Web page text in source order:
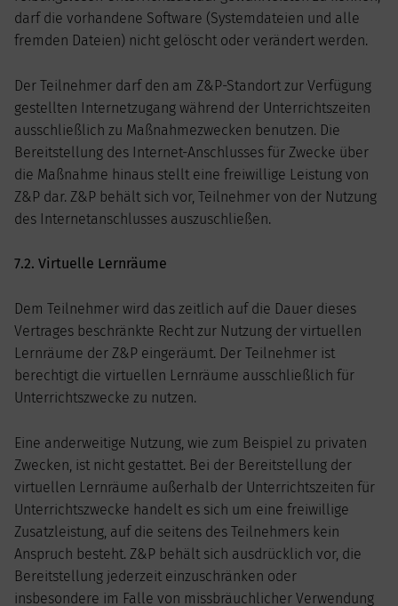
darf die vorhandene Software (Systemdateien und alle
fremden Dateien) nicht gelöscht oder verändert werden.
Der Teilnehmer darf den am Z&P-Standort zur Verfügung
gestellten Internetzugang während der Unterrichtszeiten
ausschließlich zu Maßnahmezwecken benutzen. Die
Bereitstellung des Internet-Anschlusses für Zwecke über
die Maßnahme hinaus stellt eine freiwillige Leistung von
Z&P dar. Z&P behält sich vor, Teilnehmer von der Nutzung
des Internetanschlusses auszuschließen.
7.2. Virtuelle Lernräume
Dem Teilnehmer wird das zeitlich auf die Dauer dieses
Vertrages beschränkte Recht zur Nutzung der virtuellen
Lernräume der Z&P eingeräumt. Der Teilnehmer ist
berechtigt die virtuellen Lernräume ausschließlich für
Unterrichtszwecke zu nutzen.
Eine anderweitige Nutzung, wie zum Beispiel zu privaten
Zwecken, ist nicht gestattet. Bei der Bereitstellung der
virtuellen Lernräume außerhalb der Unterrichtszeiten für
Unterrichtszwecke handelt es sich um eine freiwillige
Zusatzleistung, auf die seitens des Teilnehmers kein
Anspruch besteht. Z&P behält sich ausdrücklich vor, die
Bereitstellung jederzeit einzuschränken oder
insbesondere im Falle von missbräuchlicher Verwendung